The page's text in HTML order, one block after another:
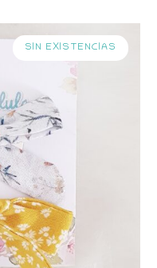
SIN EXISTENCIAS